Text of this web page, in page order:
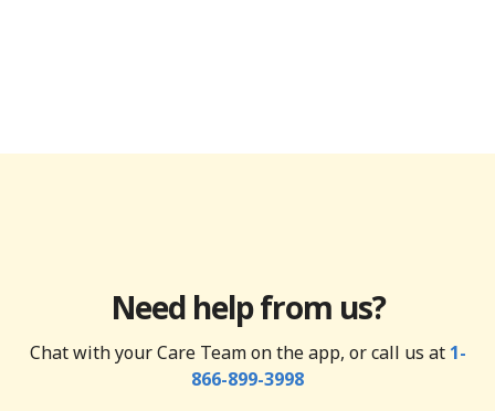
Need help from us?
Chat with your Care Team on the app, or call us at 1-
866-899-3998